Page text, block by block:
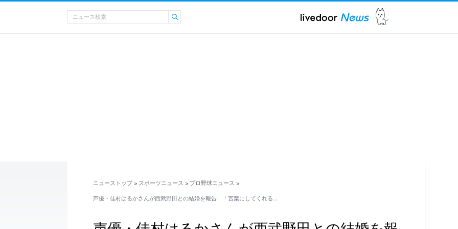
ニューストップ > スポーツニュース > プロ野球ニュース >
声優・佳村はるかさんが西武野田との結婚を報告 「言葉にしてくれる…